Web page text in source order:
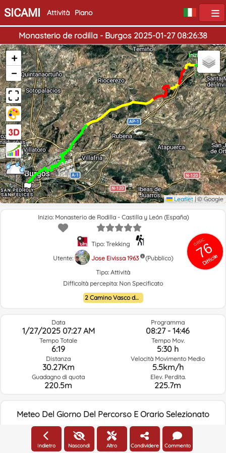
SICAMI Attività Piano
Monasterio de rodilla - Burgos 2025-01-27 08:26:38
Inizio
Fine
+
−
Leaflet |© Google
GRSIC
76
Difficile
Inizio: Monasterio de Rodilla - Castilla y León (España)
Tipo: Trekking
Utente:
Jose Eivissa 1963
(Pubblico)
Tipo: Attività
Difficoltà percepita: Non Specificato
2 Camino Vasco del interior
Data
1/27/2025 07:27 AM
Tempo Totale
6:19
Distanza
30.27Km
Guadagno di quota
220.5m
Programma
08:27 - 14:46
Tempo Mov.
5:30 h
Velocità Movimento Medio
5.5km/h
Elev. Perdita.
225.7m
Meteo Del Giorno Del Percorso E Orario Selezionato
07:00
Indietro Nascondi Altro Condividere Commento